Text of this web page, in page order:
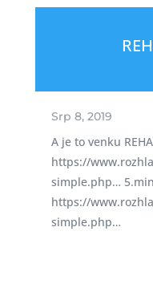
Srp 8, 2019
A je to venku
https://
simple.php…
https://
simple.php…